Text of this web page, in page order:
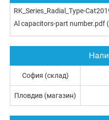
RK_Series_Radial_Type-
Al capacitors-part number.pdf
София (склад)
Пловдив (магазин)